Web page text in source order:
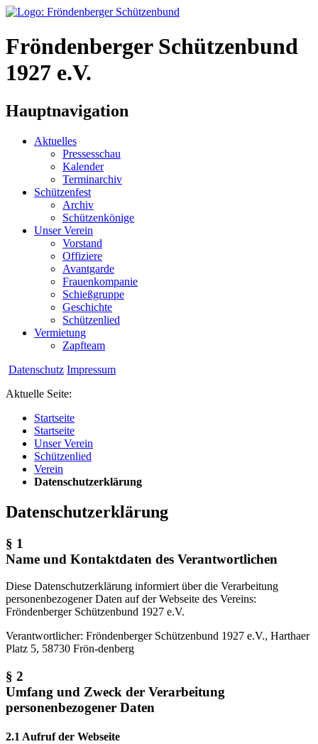
Fröndenberger Schützenbund
1927 e.V.
Hauptnavigation
Aktuelles
Pressesschau
Kalender
Terminarchiv
Schützenfest
Archiv
Schützenkönige
Unser Verein
Vorstand
Offiziere
Avantgarde
Frauenkompanie
Schießgruppe
Geschichte
Schützenlied
Vermietung
Zapfteam
Datenschutz Impressum
Aktuelle Seite:
Startseite
Startseite
Unser Verein
Schützenlied
Verein
Datenschutzerklärung
Datenschutzerklärung
§ 1
Name und Kontaktdaten des Verantwortlichen
Diese Datenschutzerklärung informiert über die Verarbeitung
personenbezogener Daten auf der Webseite des Vereins:
Fröndenberger Schützenbund 1927 e.V.
Verantwortlicher: Fröndenberger Schützenbund 1927 e.V., Harthaer
Platz 5, 58730 Frön-denberg
§ 2
Umfang und Zweck der Verarbeitung
personenbezogener Daten
2.1 Aufruf der Webseite